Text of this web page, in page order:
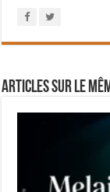
Articles sur le